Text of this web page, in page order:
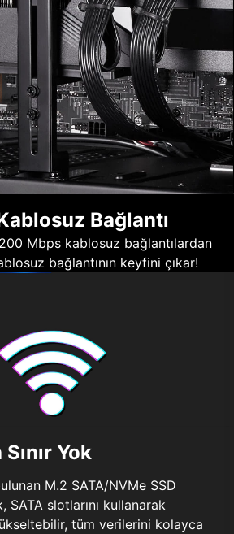
Bağlantı
Mbps kablosuz bağlantılardan
bağlantının keyfini çıkar!
Yok
M.2 SATA/NVMe SSD
slotlarını kullanarak
tüm verilerini kolayca